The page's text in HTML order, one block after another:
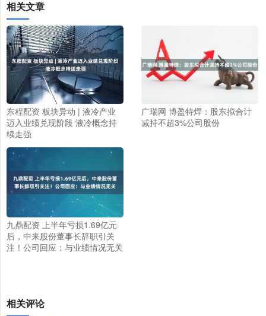
相关文章
东程配资 板块异动 | 液冷产业
迈入业绩兑现阶段 液冷概念持
续走强
广瑞网 博盈特焊：股东拟合计
减持不超3%公司股份
九鼎配资 上半年亏损1.69亿元
后，中来股份董事长辞职引关
注！公司回应：与业绩情况无关
相关评论